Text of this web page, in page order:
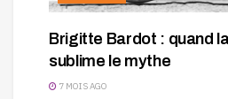
Brigitte Bardot : quand
sublime le mythe
7 MOIS AGO